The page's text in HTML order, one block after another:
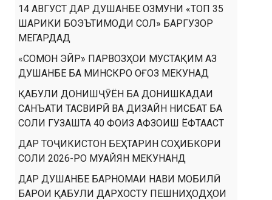
14 АВГУСТ ДАР ДУШАНБЕ ОЗМУНИ «ТОП 35
ШАРИКИ БОЭЪТИМОДИ СОЛ» БАРГУЗОР
МЕГАРДАД
«СОМОН ЭЙР» ПАРВОЗҲОИ МУСТАҚИМ АЗ
ДУШАНБЕ БА МИНСКРО ОҒОЗ МЕКУНАД
ҚАБУЛИ ДОНИШҶӮЁН БА ДОНИШКАДАИ
САНЪАТИ ТАСВИРӢ ВА ДИЗАЙН НИСБАТ БА
СОЛИ ГУЗАШТА 40 ФОИЗ АФЗОИШ ЁФТААСТ
ДАР ТОҶИКИСТОН БЕҲТАРИН СОҲИБКОРИ
СОЛИ 2026-РО МУАЙЯН МЕКУНАНД
ДАР ДУШАНБЕ БАРНОМАИ НАВИ МОБИЛӢ
БАРОИ ҚАБУЛИ ДАРХОСТУ ПЕШНИҲОДҲОИ